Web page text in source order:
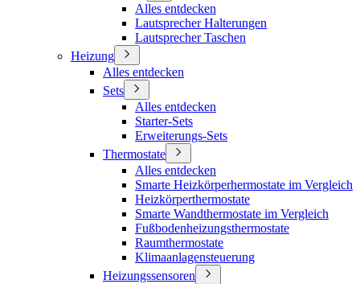
Alles entdecken
Lautsprecher Halterungen
Lautsprecher Taschen
Heizung
Alles entdecken
Sets
Alles entdecken
Starter-Sets
Erweiterungs-Sets
Thermostate
Alles entdecken
Smarte Heizkörperhermostate im Vergleich
Heizkörperthermostate
Smarte Wandthermostate im Vergleich
Fußbodenheizungsthermostate
Raumthermostate
Klimaanlagensteuerung
Heizungssensoren